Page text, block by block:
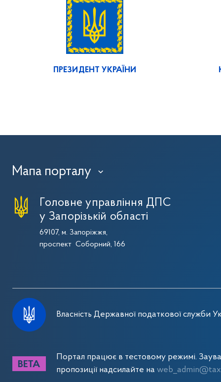
ПРЕЗИДЕНТ УКРАЇНИ
Мапа порталу ›
Головне управління ДПС
у Запорізькій області
69107, м. Запоріжжя,
проспект Соборний, 166
Власність Державної податкової служби
Портал працює в тестовому режимі.
пропозиції надсилайте на